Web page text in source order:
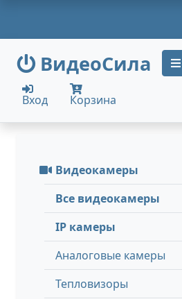
ВидеоСила
Вход Корзина
Видеокамеры
Все видеокамеры
IP камеры
Аналоговые камеры
Тепловизоры